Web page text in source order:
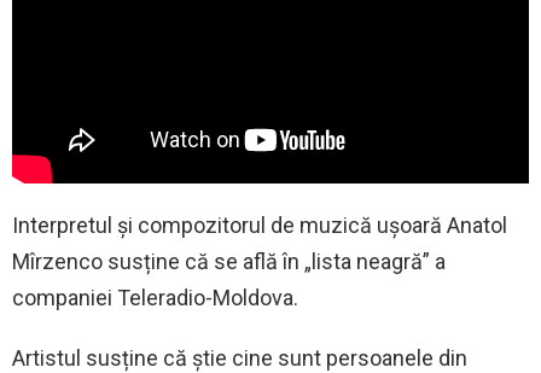
Interpretul și compozitorul de muzică ușoară Anatol
Mîrzenco susține că se află în „lista neagră” a
companiei Teleradio-Moldova.
Artistul susține că știe cine sunt persoanele din